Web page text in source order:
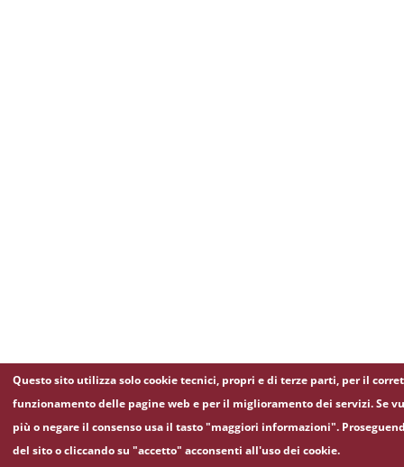
Questo sito utilizza solo cookie tecnici, propri e di terze parti, per il
funzionamento delle pagine web e per il miglioramento dei servizi. Se
più o negare il consenso usa il tasto "maggiori informazioni".
del sito o cliccando su "accetto" acconsenti all'uso dei cookie.